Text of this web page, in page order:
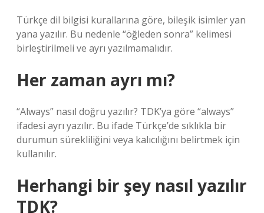
Türkçe dil bilgisi kurallarına göre, bileşik isimler yan
yana yazılır. Bu nedenle “öğleden sonra” kelimesi
birleştirilmeli ve ayrı yazılmamalıdır.
Her zaman ayrı mı?
“Always” nasıl doğru yazılır? TDK’ya göre “always”
ifadesi ayrı yazılır. Bu ifade Türkçe’de sıklıkla bir
durumun sürekliliğini veya kalıcılığını belirtmek için
kullanılır.
Herhangi bir şey nasıl yazılır
TDK?